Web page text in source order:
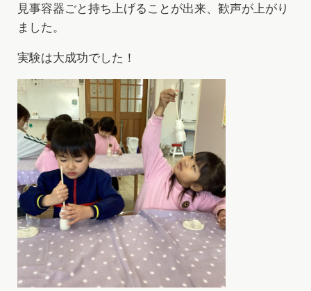
見事容器ごと持ち上げることが出来、歓声が上がり
ました。
実験は大成功でした！